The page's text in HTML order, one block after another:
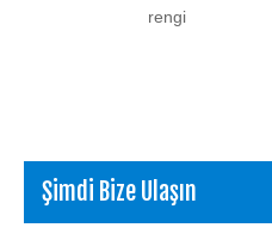
rengi
Şimdi Bize Ulaşın